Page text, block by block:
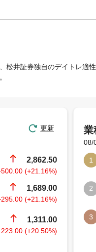
松井証券独自のデイトレ適性